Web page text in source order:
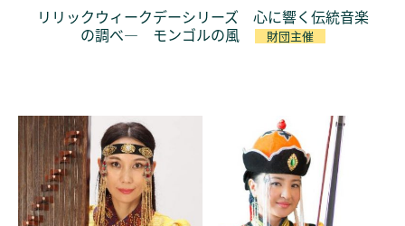
リリックウィークデーシリーズ 心に響く伝統音楽
の調べ― モンゴルの風
財団主催